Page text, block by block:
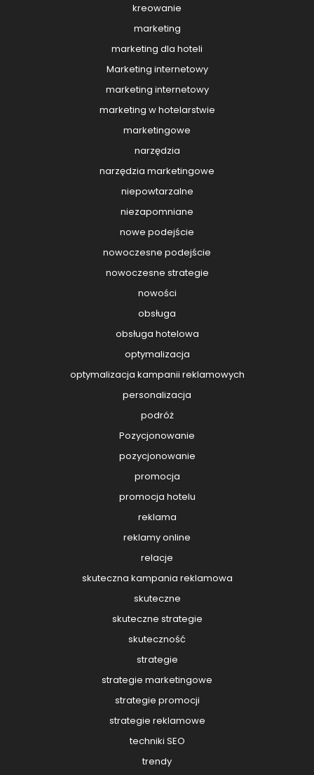
kreowanie
marketing
marketing dla hoteli
Marketing internetowy
marketing internetowy
marketing w hotelarstwie
marketingowe
narzędzia
narzędzia marketingowe
niepowtarzalne
niezapomniane
nowe podejście
nowoczesne podejście
nowoczesne strategie
nowości
obsługa
obsługa hotelowa
optymalizacja
optymalizacja kampanii reklamowych
personalizacja
podróż
Pozycjonowanie
pozycjonowanie
promocja
promocja hotelu
reklama
reklamy online
relacje
skuteczna kampania reklamowa
skuteczne
skuteczne strategie
skuteczność
strategie
strategie marketingowe
strategie promocji
strategie reklamowe
techniki SEO
trendy